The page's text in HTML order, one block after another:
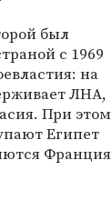
был
с 1969
на
ЛНА,
При этом
Египет
Франция